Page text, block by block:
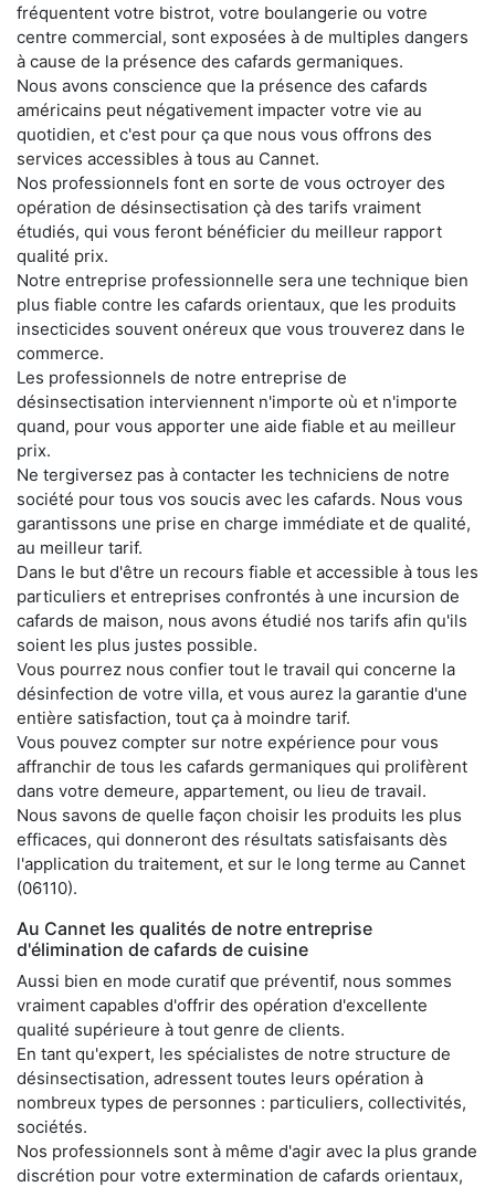
fréquentent votre bistrot, votre boulangerie ou votre
centre commercial, sont exposées à de multiples dangers
à cause de la présence des cafards germaniques.
Nous avons conscience que la présence des cafards
américains peut négativement impacter votre vie au
quotidien, et c'est pour ça que nous vous offrons des
services accessibles à tous au Cannet.
Nos professionnels font en sorte de vous octroyer des
opération de désinsectisation çà des tarifs vraiment
étudiés, qui vous feront bénéficier du meilleur rapport
qualité prix.
Notre entreprise professionnelle sera une technique bien
plus fiable contre les cafards orientaux, que les produits
insecticides souvent onéreux que vous trouverez dans le
commerce.
Les professionnels de notre entreprise de
désinsectisation interviennent n'importe où et n'importe
quand, pour vous apporter une aide fiable et au meilleur
prix.
Ne tergiversez pas à contacter les techniciens de notre
société pour tous vos soucis avec les cafards. Nous vous
garantissons une prise en charge immédiate et de qualité,
au meilleur tarif.
Dans le but d'être un recours fiable et accessible à tous les
particuliers et entreprises confrontés à une incursion de
cafards de maison, nous avons étudié nos tarifs afin qu'ils
soient les plus justes possible.
Vous pourrez nous confier tout le travail qui concerne la
désinfection de votre villa, et vous aurez la garantie d'une
entière satisfaction, tout ça à moindre tarif.
Vous pouvez compter sur notre expérience pour vous
affranchir de tous les cafards germaniques qui prolifèrent
dans votre demeure, appartement, ou lieu de travail.
Nous savons de quelle façon choisir les produits les plus
efficaces, qui donneront des résultats satisfaisants dès
l'application du traitement, et sur le long terme au Cannet
(06110).
Au Cannet les qualités de notre entreprise
d'élimination de cafards de cuisine
Aussi bien en mode curatif que préventif, nous sommes
vraiment capables d'offrir des opération d'excellente
qualité supérieure à tout genre de clients.
En tant qu'expert, les spécialistes de notre structure de
désinsectisation, adressent toutes leurs opération à
nombreux types de personnes : particuliers, collectivités,
sociétés.
Nos professionnels sont à même d'agir avec la plus grande
discrétion pour votre extermination de cafards orientaux,